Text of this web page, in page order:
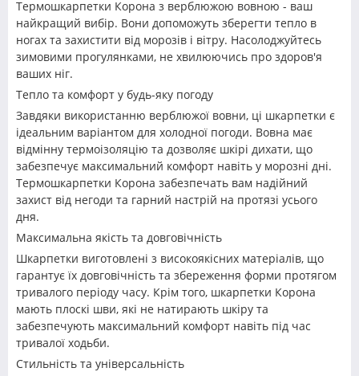
Термошкарпетки Корона з верблюжою вовною - ваш
найкращий вибір. Вони допоможуть зберегти тепло в
ногах та захистити від морозів і вітру. Насолоджуйтесь
зимовими прогулянками, не хвилюючись про здоров'я
ваших ніг.
Тепло та комфорт у будь-яку погоду
Завдяки використанню верблюжої вовни, ці шкарпетки є
ідеальним варіантом для холодної погоди. Вовна має
відмінну термоізоляцію та дозволяє шкірі дихати, що
забезпечує максимальний комфорт навіть у морозні дні.
Термошкарпетки Корона забезпечать вам надійний
захист від негоди та гарний настрій на протязі усього
дня.
Максимальна якість та довговічність
Шкарпетки виготовлені з високоякісних матеріалів, що
гарантує їх довговічність та збереження форми протягом
тривалого періоду часу. Крім того, шкарпетки Корона
мають плоскі шви, які не натирають шкіру та
забезпечують максимальний комфорт навіть під час
тривалої ходьби.
Стильність та універсальність